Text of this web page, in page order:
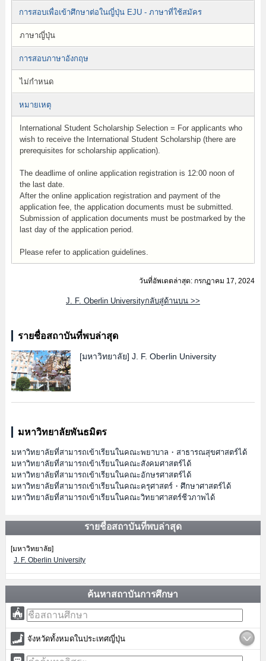
การสอบเพื่อเข้าศึกษาต่อในญี่ปุ่น EJU - ภาษาที่ใช้สมัคร
ภาษาญี่ปุ่น
การสอบภาษาอังกฤษ
ไม่กำหนด
หมายเหตุ
International Student Scholarship Selection = For applicants who
wish to receive the International Student Scholarship (there are
prerequisites for scholarship application).
The deadlime of online application registration is 12:00 noon of
the last date.
After the online application registration and payment of the
application fee, the application documents must be submitted.
Submission of application documents must be postmarked by the
last day of the application period.
Please refer to application guidelines.
วันที่อัพเดตล่าสุด: กรกฏาคม 17, 2024
J. F. Oberlin Universityกลับสู่ด้านบน >>
รายชื่อสถาบันที่พบล่าสุด
[มหาวิทยาลัย] J. F. Oberlin University
มหาวิทยาลัยพันธมิตร
มหาวิทยาลัยที่สามารถเข้าเรียนในคณะพยาบาล・สาธารณสุขศาสตร์ได้
มหาวิทยาลัยที่สามารถเข้าเรียนในคณะสังคมศาสตร์ได้
มหาวิทยาลัยที่สามารถเข้าเรียนในคณะอักษรศาสตร์ได้
มหาวิทยาลัยที่สามารถเข้าเรียนในคณะครุศาสตร์・ศึกษาศาสตร์ได้
มหาวิทยาลัยที่สามารถเข้าเรียนในคณะวิทยาศาสตร์ชีวภาพได้
รายชื่อสถาบันที่พบล่าสุด
[มหาวิทยาลัย]
J. F. Oberlin University
ค้นหาสถาบันการศึกษา
จังหวัดทั้งหมดในประเทศญี่ปุ่น